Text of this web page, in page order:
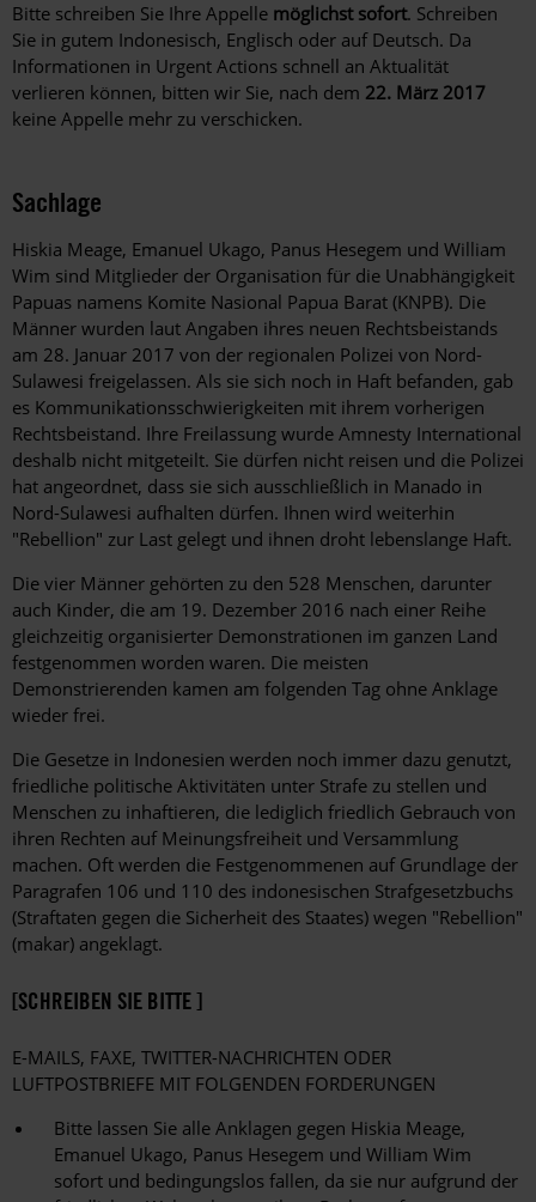
Bitte schreiben Sie Ihre Appelle möglichst sofort. Schreiben
Sie in gutem Indonesisch, Englisch oder auf Deutsch. Da
Informationen in Urgent Actions schnell an Aktualität
verlieren können, bitten wir Sie, nach dem 22. März 2017
keine Appelle mehr zu verschicken.
Sachlage
Hiskia Meage, Emanuel Ukago, Panus Hesegem und William
Wim sind Mitglieder der Organisation für die Unabhängigkeit
Papuas namens Komite Nasional Papua Barat (KNPB). Die
Männer wurden laut Angaben ihres neuen Rechtsbeistands
am 28. Januar 2017 von der regionalen Polizei von Nord-
Sulawesi freigelassen. Als sie sich noch in Haft befanden, gab
es Kommunikationsschwierigkeiten mit ihrem vorherigen
Rechtsbeistand. Ihre Freilassung wurde Amnesty International
deshalb nicht mitgeteilt. Sie dürfen nicht reisen und die Polizei
hat angeordnet, dass sie sich ausschließlich in Manado in
Nord-Sulawesi aufhalten dürfen. Ihnen wird weiterhin
"Rebellion" zur Last gelegt und ihnen droht lebenslange Haft.
Die vier Männer gehörten zu den 528 Menschen, darunter
auch Kinder, die am 19. Dezember 2016 nach einer Reihe
gleichzeitig organisierter Demonstrationen im ganzen Land
festgenommen worden waren. Die meisten
Demonstrierenden kamen am folgenden Tag ohne Anklage
wieder frei.
Die Gesetze in Indonesien werden noch immer dazu genutzt,
friedliche politische Aktivitäten unter Strafe zu stellen und
Menschen zu inhaftieren, die lediglich friedlich Gebrauch von
ihren Rechten auf Meinungsfreiheit und Versammlung
machen. Oft werden die Festgenommenen auf Grundlage der
Paragrafen 106 und 110 des indonesischen Strafgesetzbuchs
(Straftaten gegen die Sicherheit des Staates) wegen "Rebellion"
(makar) angeklagt.
[SCHREIBEN SIE BITTE ]
E-MAILS, FAXE, TWITTER-NACHRICHTEN ODER
LUFTPOSTBRIEFE MIT FOLGENDEN FORDERUNGEN
Bitte lassen Sie alle Anklagen gegen Hiskia Meage,
Emanuel Ukago, Panus Hesegem und William Wim
sofort und bedingungslos fallen, da sie nur aufgrund der